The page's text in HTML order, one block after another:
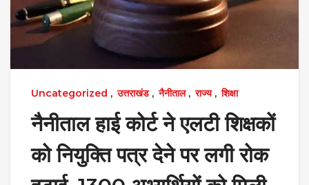
Uncategorized , उत्तराखंड, नैनीताल, राज्य, शिक्षा
नैनीताल हाई कोर्ट ने एलटी शिक्षकों
को नियुक्ति पत्र देने पर लगी रोक